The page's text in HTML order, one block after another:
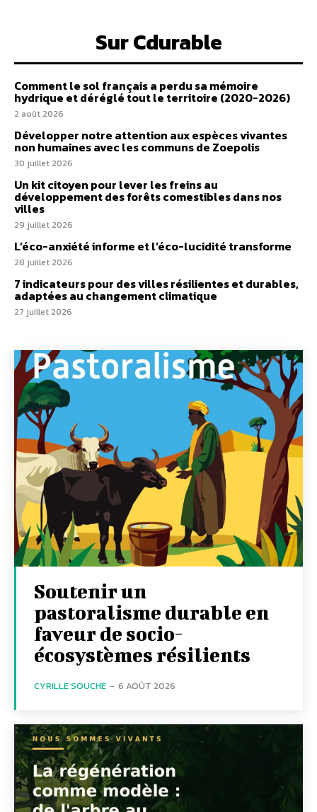
Sur Cdurable
Comment le sol français a perdu sa mémoire
hydrique et déréglé tout le territoire (2020-2026)
2 août 2026
Développer notre attention aux espèces vivantes
non humaines avec les communs de Zoepolis
30 juillet 2026
Un kit citoyen pour lever les freins au
développement des forêts comestibles dans nos
villes
29 juillet 2026
L’éco-anxiété informe et l’éco-lucidité transforme
28 juillet 2026
7 indicateurs pour des villes résilientes et durables,
adaptées au changement climatique
27 juillet 2026
Soutenir un
pastoralisme durable en
faveur de socio-
écosystèmes résilients
CYRILLE SOUCHE - 6 AOÛT 2026